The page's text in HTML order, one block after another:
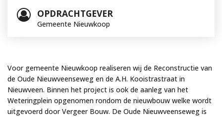
OPDRACHTGEVER
Gemeente Nieuwkoop
Voor gemeente Nieuwkoop realiseren wij de Reconstructie van
de Oude Nieuwveenseweg en de A.H. Kooistrastraat in
Nieuwveen. Binnen het project is ook de aanleg van het
Weteringplein opgenomen rondom de nieuwbouw welke wordt
uitgevoerd door Vergeer Bouw. De Oude Nieuwveenseweg is